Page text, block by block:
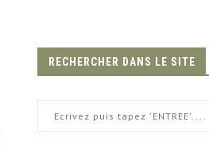
RECHERCHER DANS LE SITE